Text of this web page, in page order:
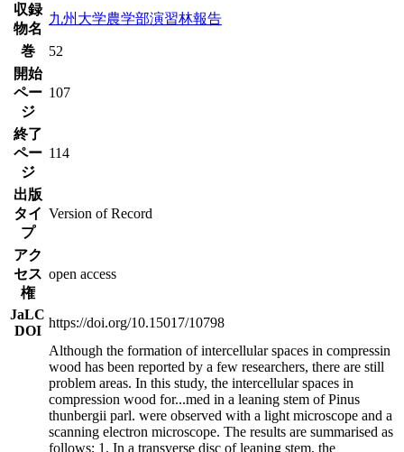
収録
物名
九州大学農学部演習林報告
巻
52
開始
ペー
ジ
107
終了
ペー
ジ
114
出版
タイ
プ
Version of Record
アク
セス
権
open access
JaLC
DOI
https://doi.org/10.15017/10798
Although the formation of intercellular spaces in compressin
wood has been reported by a few researchers, there are still
problem areas. In this study, the intercellular spaces in
compression wood for...med in a leaning stem of Pinus
thunbergii parl. were observed with a light microscope and a
scanning electron microscope. The results are summarised as
follows; 1. In a transverse disc of leaning stem, the